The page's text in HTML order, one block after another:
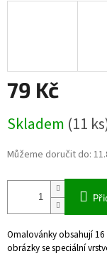
79 Kč
cena:
Skladem (11 ks
Můžeme doručit do:
Omalovánky obsahují
obrázky se speciální